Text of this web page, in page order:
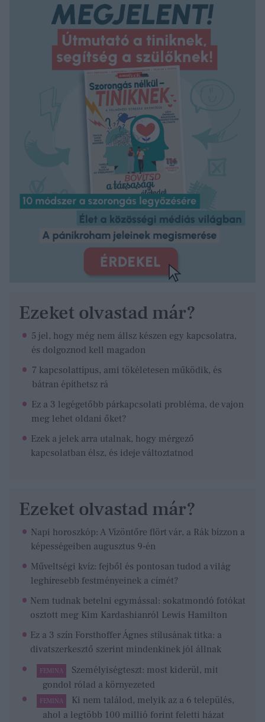
Ezeket olvastad már?
5 jel, hogy még nem állsz készen egy kapcsolatra,
és dolgoznod kell magadon
7 kapcsolattípus, ami tökéletesen működik, és
bátran építhetsz rá
Ez a 3 legégetőbb párkapcsolati probléma, de vajon
meg lehet oldani őket?
Ezek a jelek arra utalnak, hogy mérgező
kapcsolatban élsz, és ideje változtatnod
Ezeket olvastad már?
Napi horoszkóp: A Vízöntőre flört vár, a Rák bízzon a
képességeiben augusztus 9-én
Műveltségi kvíz: fejből és pontosan tudod a világ
leghíresebb festményeinek a címét?
Nem tudnak betelni egymással: sokatmondó fotókat
osztott meg Kim Kardashianról Lewis Hamilton
Ez a 3 szín Forsthoffer Ágnes stílusának titka: a
divatszerkesztő szerint mindenkinek jól állnak
FEMINA
Személyiségteszt: most kiderül, mit
gondol rólad a környezeted
FEMINA
Ki nem találod, melyik az a 6 település,
ahol a legtöbb 100 millió forint feletti házat